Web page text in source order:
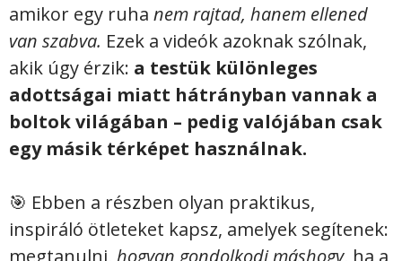
amikor egy ruha nem rajtad, hanem ellened
van szabva. Ezek a videók azoknak szólnak,
akik úgy érzik: a testük különleges
adottságai miatt hátrányban vannak a
boltok világában – pedig valójában csak
egy másik térképet használnak.
🎯 Ebben a részben olyan praktikus,
inspiráló ötleteket kapsz, amelyek segítenek:
megtanulni, hogyan gondolkodj máshogy, ha a